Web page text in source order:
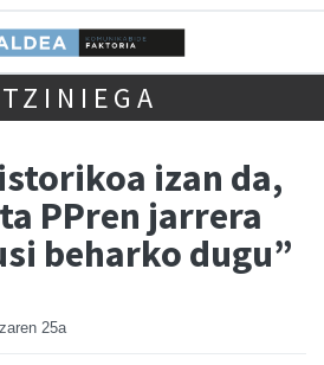
izan da,
PPren jarrera
beharko dugu”
25a